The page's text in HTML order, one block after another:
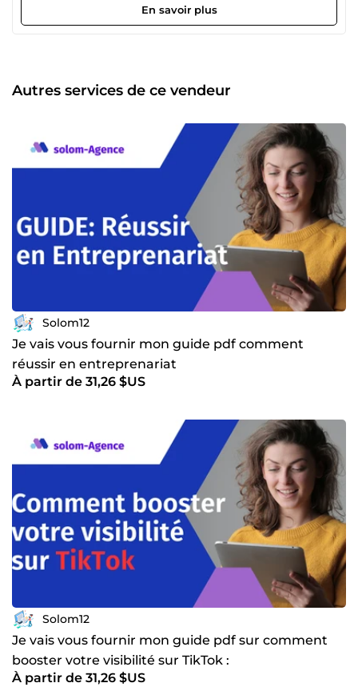
peuvent atteindre leur public cible en ligne. j'ai débuté ma
carrière en travaillant pour des agences de marketing
contenu, en écrivant des articles de blog, des livres blancs,
des études de cas et d'autres types de contenus pour les
comment créer un contenu qui attire l'attention des
lecteurs et qui est également optimisé pour les moteurs
de recherche. je suis passionné par mon travail et une
forte éthique professionnelle, m'assurant que mes clients
sont satisfaits de la qualité de son travail. Aujourd'hui, Je
travaille en tant que consultant en marketing numérique,
aidant les entreprises à élaborer des stratégies de contenu
qui leur permettent d'atteindre leur public cible en ligne.
Grâce à ma connaissance approfondie de l'industrie et à
mon expérience pratique, Je suis un choix évident pour les
entreprises qui cherchent à améliorer leur présence en
ligne grâce à un contenu de qualité.
En savoir plus
Autres services de ce vendeur
Solom12
Je vais vous fournir mon guide pdf comment
réussir en entreprenariat
À partir de 31,26 $US
Solom12
Je vais vous fournir mon guide pdf sur comment
booster votre visibilité sur TikTok :
À partir de 31,26 $US